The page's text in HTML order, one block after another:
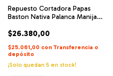
Repuesto Cortadora Papas
Baston Nativa Palanca Manija
$26.380,00
$25.061,00 con Transferencia o
depósito
¡Solo quedan 5 en stock!